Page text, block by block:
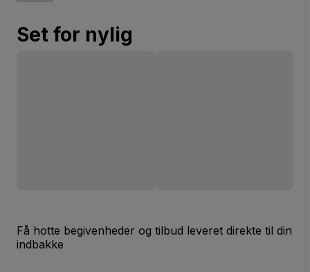
Set for nylig
Få hotte begivenheder og tilbud leveret direkte til din
indbakke